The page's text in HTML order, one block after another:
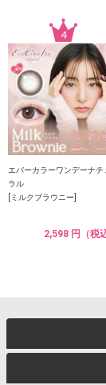
エバーカラーワンデーナチ
ラル
[ミルクブラウニー]
2,598 円（税